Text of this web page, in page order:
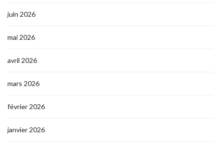
juin 2026
mai 2026
avril 2026
mars 2026
février 2026
janvier 2026